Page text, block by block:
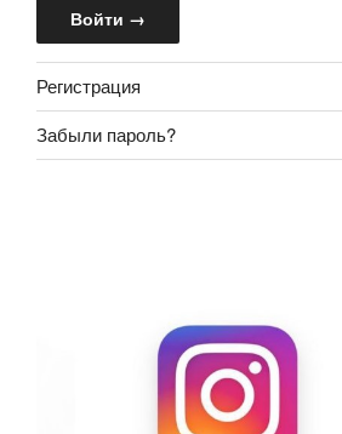
Регистрация
Забыли пароль?